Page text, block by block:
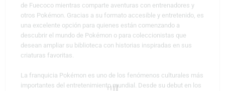
de Fuecoco mientras comparte aventuras con entrenadores y
otros Pokémon. Gracias a su formato accesible y entretenido, es
una excelente opción para quienes están comenzando a
descubrir el mundo de Pokémon o para coleccionistas que
desean ampliar su biblioteca con historias inspiradas en sus
criaturas favoritas.
La franquicia Pokémon es uno de los fenómenos culturales más
importantes del entretenimiento mundial. Desde su debut en los